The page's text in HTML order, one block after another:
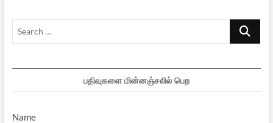
Search
பதிவுகளை மின்னஞ்சலில் பெற
Name